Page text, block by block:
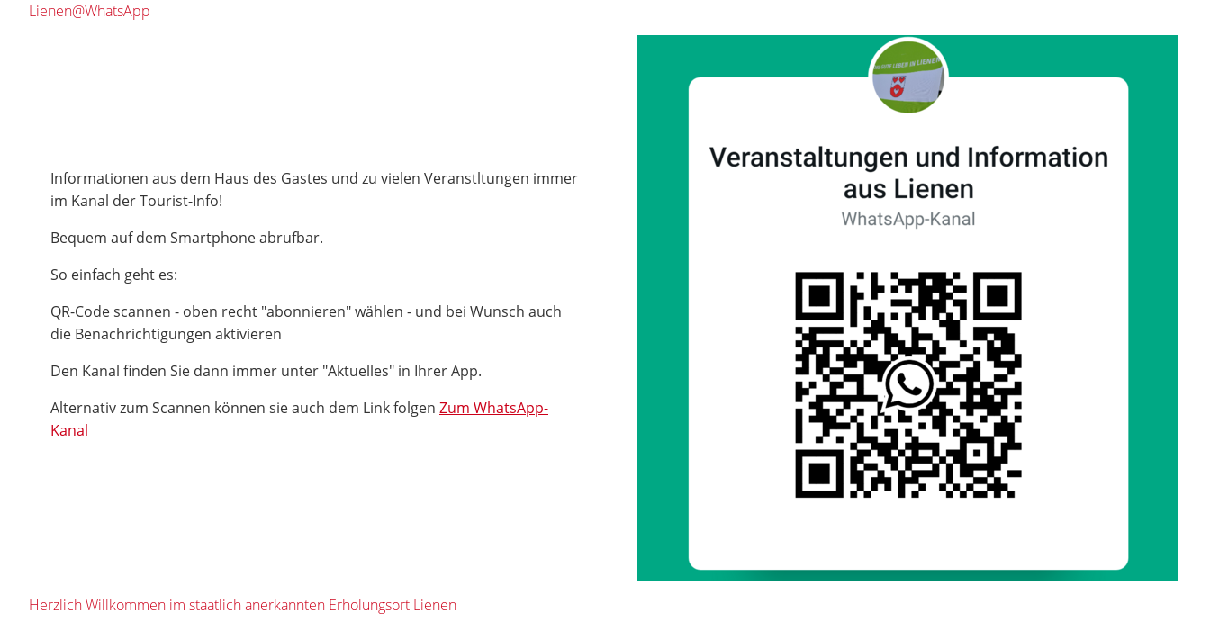
Lienen@WhatsApp
Informationen aus dem Haus des Gastes und zu vielen Veranstltungen immer
im Kanal der Tourist-Info!
Bequem auf dem Smartphone abrufbar.
So einfach geht es:
QR-Code scannen - oben recht "abonnieren" wählen - und bei Wunsch auch
die Benachrichtigungen aktivieren
Den Kanal finden Sie dann immer unter "Aktuelles" in Ihrer App.
Alternativ zum Scannen können sie auch dem Link folgen Zum WhatsApp-
Kanal
Herzlich Willkommen im staatlich anerkannten Erholungsort Lienen